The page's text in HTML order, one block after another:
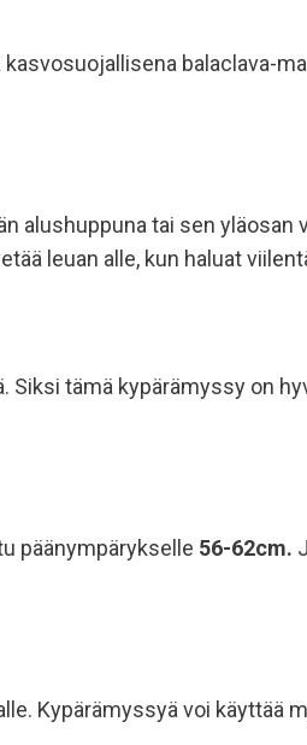
balaclava-
alushuppuna tai sen yläosan
leuan alle, kun haluat
tämä kypärämyssy on
päänympärykselle 56-62cm.
Kypärämyssyä voi käyttää